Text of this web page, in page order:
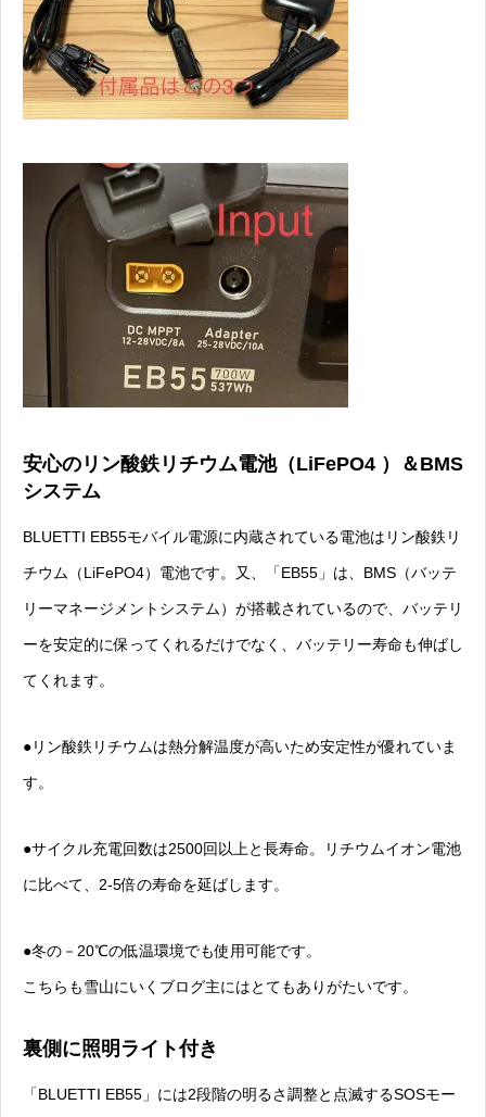
安心のリン酸鉄リチウム電池（LiFePO4 ）＆BMS
システム
BLUETTI EB55モバイル電源に内蔵されている電池はリン酸鉄リ
チウム（LiFePO4）電池です。又、「EB55」は、BMS（バッテ
リーマネージメントシステム）が搭載されているので、バッテリ
ーを安定的に保ってくれるだけでなく、バッテリー寿命も伸ばし
てくれます。
●リン酸鉄リチウムは熱分解温度が高いため安定性が優れていま
す。
●サイクル充電回数は2500回以上と長寿命。リチウムイオン電池
に比べて、2-5倍の寿命を延ばします。
●冬の－20℃の低温環境でも使用可能です。
こちらも雪山にいくブログ主にはとてもありがたいです。
裏側に照明ライト付き
「BLUETTI EB55」には2段階の明るさ調整と点滅するSOSモー